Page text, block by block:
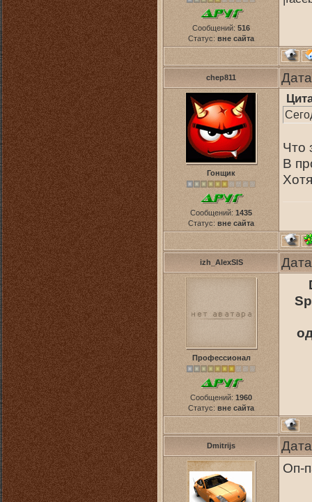
Сообщений: 516
Статус: вне сайта
chep811
Гонщик
Сообщений: 1435
Статус: вне сайта
Что
В
izh_AlexSIS
Профессионал
Сообщений: 1960
Статус: вне сайта
Dmitrijs
Оп-